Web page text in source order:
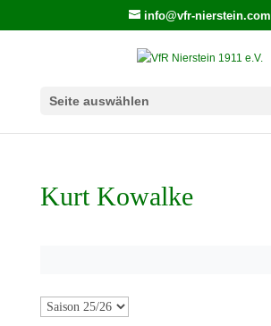
info@vfr-nierstein.com
Seite auswählen
Kurt Kowalke